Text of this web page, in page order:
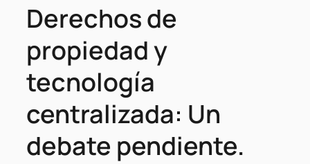
Derechos de
propiedad y
tecnología
centralizada: Un
debate pendiente.